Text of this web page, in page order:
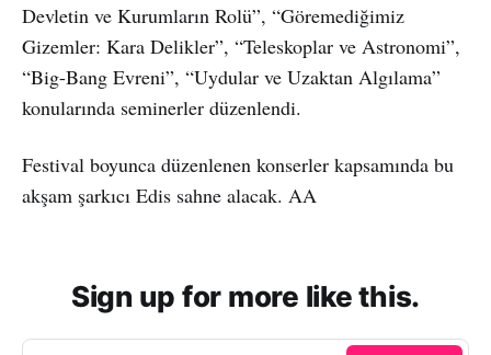
Devletin ve Kurumların Rolü”, “Göremediğimiz
Gizemler: Kara Delikler”, “Teleskoplar ve Astronomi”,
“Big-Bang Evreni”, “Uydular ve Uzaktan Algılama”
konularında seminerler düzenlendi.
Festival boyunca düzenlenen konserler kapsamında bu
akşam şarkıcı Edis sahne alacak. AA
Sign up for more like this.